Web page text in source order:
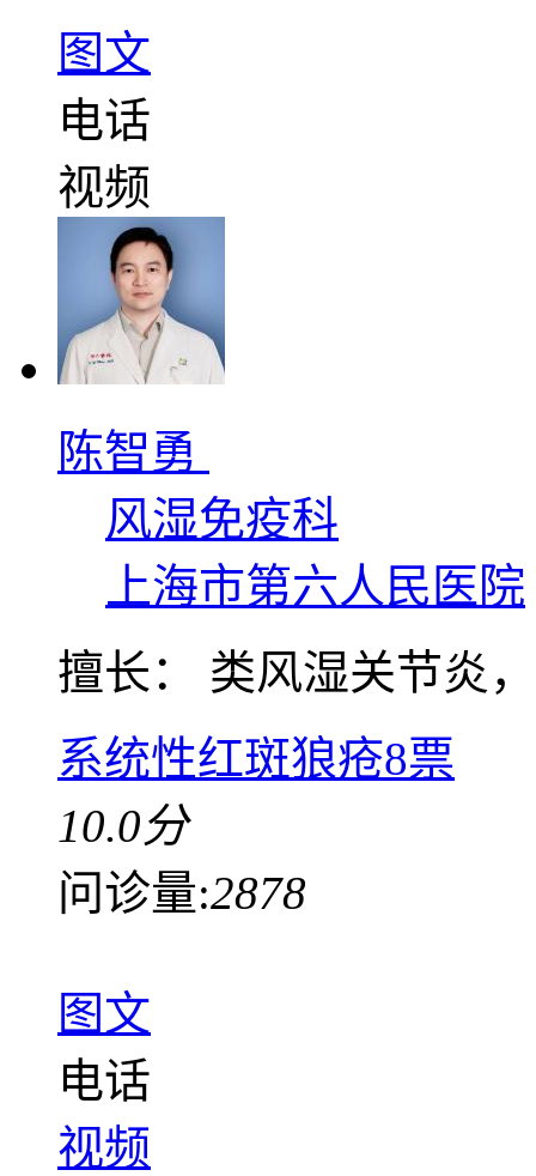
图文
电话
视频
陈智勇
风湿免疫科
上海市第六人民医院
擅长： 类风湿关节炎
系统性红斑狼疮8票
10.0分
问诊量:2878
图文
电话
视频